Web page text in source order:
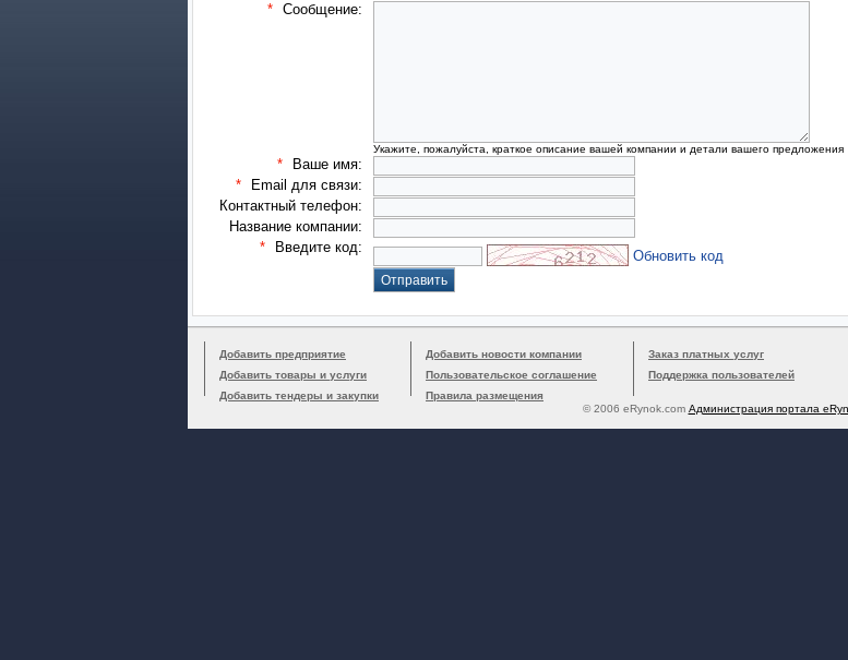
* Сообщение:
Укажите, пожалуйста, краткое описание вашей компании и детали вашего предложения
*
Ваше имя:
*
Email для связи:
Контактный телефон:
Название компании:
*
Введите код:
Обновить код
Добавить предприятие
Добавить товары и услуги
Добавить тендеры и закупки
Добавить новости компании
Пользовательское соглашение
Правила размещения
Заказ платных услуг
Поддержка пользователей
© 2006 eRynok.com Администрация портала